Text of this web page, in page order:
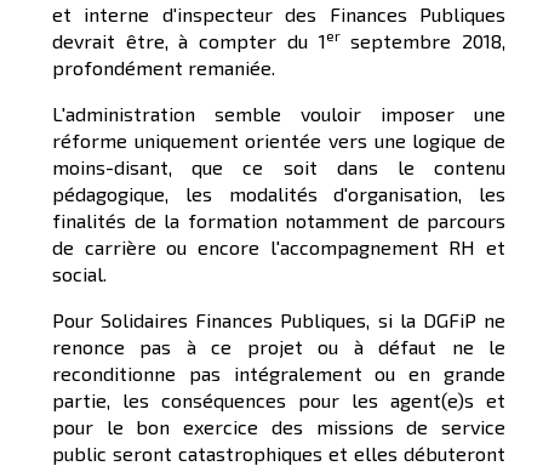
et interne d'inspecteur des Finances Publiques
devrait être, à compter du 1erseptembre 2018,
profondément remaniée.
L'administration semble vouloir imposer une
réforme uniquement orientée vers une logique de
moins-disant, que ce soit dans le contenu
pédagogique, les modalités d'organisation, les
finalités de la formation notamment de parcours
de carrière ou encore l'accompagnement RH et
social.
Pour Solidaires Finances Publiques, si la DGFiP ne
renonce pas à ce projet ou à défaut ne le
reconditionne pas intégralement ou en grande
partie, les conséquences pour les agent(e)s et
pour le bon exercice des missions de service
public seront catastrophiques et elles débuteront